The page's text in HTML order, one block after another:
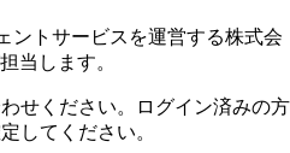
ントサービスを運営する株式会
当します。
せください。ログイン済みの方
してください。